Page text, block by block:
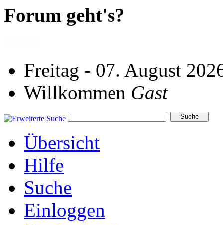
Forum geht's?
Freitag - 07. August
Willkommen Gast
Übersicht
Hilfe
Suche
Einloggen